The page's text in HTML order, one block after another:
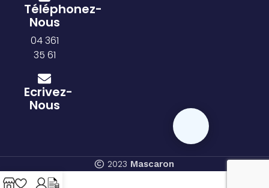
Téléphonez-
Nous
04 361
35 61
Ecrivez-
Nous
2023 Mascaron